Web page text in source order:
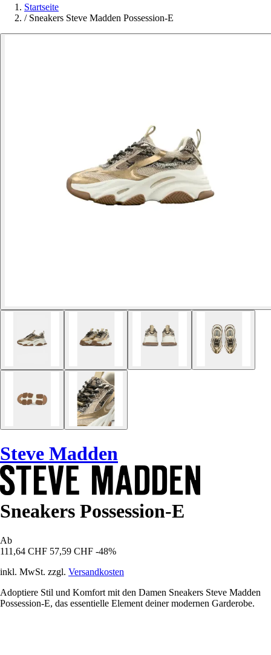
Startseite
/ Sneakers Steve Madden Possession-E
Steve Madden
Sneakers Possession-E
Ab
111,64 CHF 57,59 CHF -48%
inkl. MwSt. zzgl. Versandkosten
Adoptiere Stil und Komfort mit den Damen Sneakers Steve Madden
Possession-E, das essentielle Element deiner modernen Garderobe.